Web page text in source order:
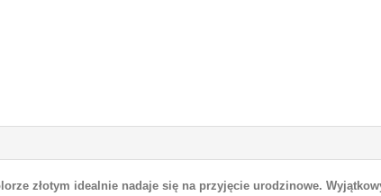
złotym idealnie nadaje się na przyjęcie urodzinowe.